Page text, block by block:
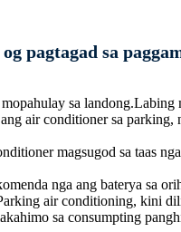
pagtagad sa
sa landong.Labing
air conditioner sa
magsugod sa taas
nga ang baterya sa
air conditioning, kini
sa consumpting